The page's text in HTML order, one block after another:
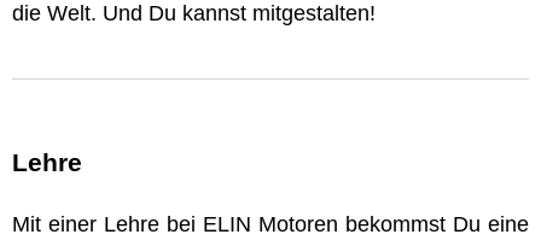
die Welt. Und Du kannst mitgestalten!
Lehre
Mit einer Lehre bei ELIN Motoren bekommst Du eine